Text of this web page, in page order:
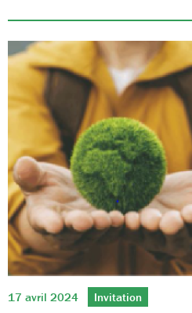
17 avril 2024 Invitation